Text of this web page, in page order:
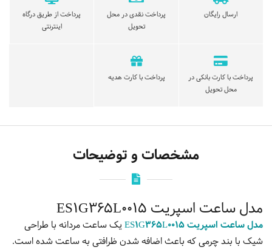
ارسال رایگان
پرداخت نقدی در محل
تحویل
پرداخت از طریق درگاه
اینترنتی
پرداخت با کارت بانکی در
محل تحویل
پرداخت با کارت هدیه
مشخصات و توضیحات
مدل ساعت اسپریت ES1G365L0015
مدل ساعت اسپریت ES1G365L0015
یک ساعت مردانه با طراحی
شیک با بند چرمی که باعث اضافه شدن ظرافتی به ساعت شده است.